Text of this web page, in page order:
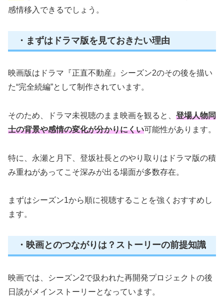
感情移入できるでしょう。
・まずはドラマ版を見ておきたい理由
映画版はドラマ『正直不動産』シーズン2のその後を描い
た“完全続編”として制作されています。
そのため、ドラマ未視聴のまま映画を観ると、 登場人物同
士の背景や感情の変化が分かりにくい可能性があります。
特に、永瀬と月下、登坂社長とのやり取りはドラマ版の積
み重ねがあってこそ深みが出る場面が多数存在。
まずはシーズン1から順に視聴することを強くおすすめし
ます。
・映画とのつながりは？ストーリーの前提知識
映画では、シーズン2で扱われた再開発プロジェクトの後
日談がメインストーリーとなっています。